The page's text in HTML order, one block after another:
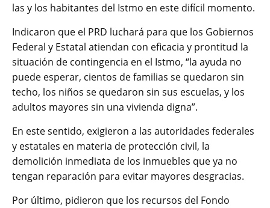
las y los habitantes del Istmo en este difícil momento.
Indicaron que el PRD luchará para que los Gobiernos
Federal y Estatal atiendan con eficacia y prontitud la
situación de contingencia en el Istmo, “la ayuda no
puede esperar, cientos de familias se quedaron sin
techo, los niños se quedaron sin sus escuelas, y los
adultos mayores sin una vivienda digna”.
En este sentido, exigieron a las autoridades federales
y estatales en materia de protección civil, la
demolición inmediata de los inmuebles que ya no
tengan reparación para evitar mayores desgracias.
Por último, pidieron que los recursos del Fondo